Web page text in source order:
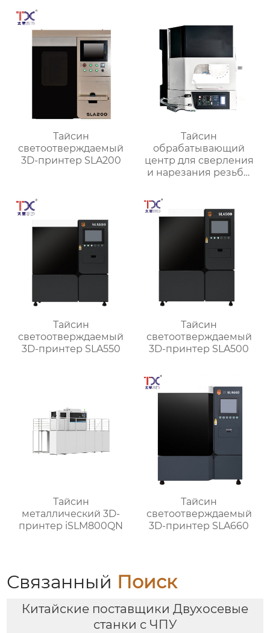
Тайсин
светоотверждаемый
3D-принтер SLA200
Тайсин
обрабатывающий
центр для сверления
и нарезания резьбы
Тайсин
светоотверждаемый
3D-принтер SLA550
Тайсин
светоотверждаемый
3D-принтер SLA500
Тайсин
металлический 3D-
принтер iSLM800QN
Тайсин
светоотверждаемый
3D-принтер SLA660
Связанный Поиск
Китайские поставщики Двухосевые
станки с ЧПУ